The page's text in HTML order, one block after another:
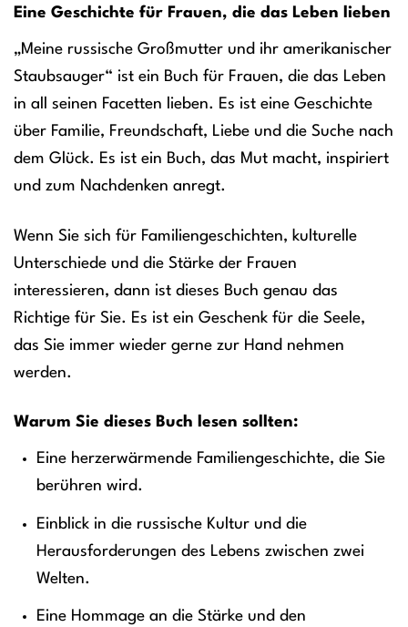
Eine Geschichte für Frauen, die das Leben lieben
„Meine russische Großmutter und ihr amerikanischer
Staubsauger“ ist ein Buch für Frauen, die das Leben
in all seinen Facetten lieben. Es ist eine Geschichte
über Familie, Freundschaft, Liebe und die Suche nach
dem Glück. Es ist ein Buch, das Mut macht, inspiriert
und zum Nachdenken anregt.
Wenn Sie sich für Familiengeschichten, kulturelle
Unterschiede und die Stärke der Frauen
interessieren, dann ist dieses Buch genau das
Richtige für Sie. Es ist ein Geschenk für die Seele,
das Sie immer wieder gerne zur Hand nehmen
werden.
Warum Sie dieses Buch lesen sollten:
Eine herzerwärmende Familiengeschichte, die Sie
berühren wird.
Einblick in die russische Kultur und die
Herausforderungen des Lebens zwischen zwei
Welten.
Eine Hommage an die Stärke und den